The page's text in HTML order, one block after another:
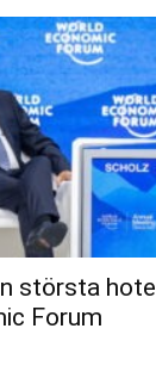
största
Forum